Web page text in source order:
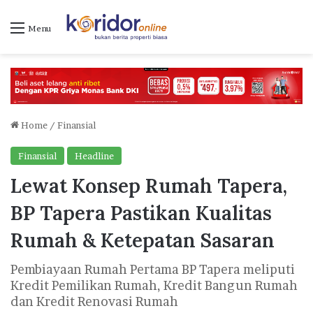
Menu
Home / Finansial
Finansial Headline
Lewat Konsep Rumah Tapera,
BP Tapera Pastikan Kualitas
Rumah & Ketepatan Sasaran
Pembiayaan Rumah Pertama BP Tapera meliputi
Kredit Pemilikan Rumah, Kredit Bangun Rumah
dan Kredit Renovasi Rumah